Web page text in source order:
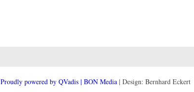
Proudly powered by QVadis | BON Media | Design: Bernhard Eckert